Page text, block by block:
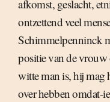
afkomst, geslacht,
ontzettend veel
Schimmelpenninck
positie van de vrouw
witte man is, hij mag
over hebben omdat-